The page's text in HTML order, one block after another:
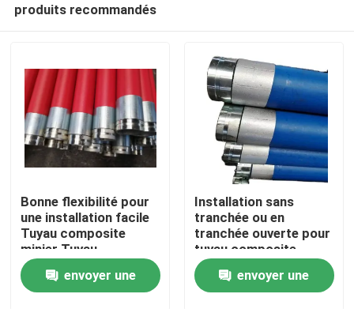
Aperçu
Produits
produits recommandés
Bonne flexibilité pour
une installation facile
Tuyau composite
minier Tuyau
composite
polyéthylène
aluminium pour le
envoyer une
Installation sans
tranchée ou en
tranchée ouverte pour
tuyau composite
minier, épaisseur
85mm, couleur noire,
durable et pour
envoyer une